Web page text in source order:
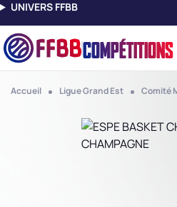
UNIVERS FFBB
COMPÉTITIONS
Accueil Ligue Grand Est Comité